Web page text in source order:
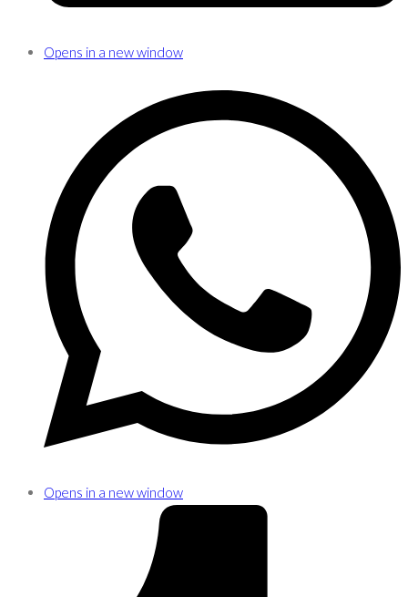
Opens in a new window
Opens in a new window